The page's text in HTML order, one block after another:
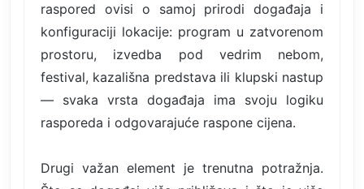
raspored ovisi o samoj prirodi događaja i
konfiguraciji lokacije: program u zatvorenom
prostoru, izvedba pod vedrim nebom,
festival, kazališna predstava ili klupski nastup
— svaka vrsta događaja ima svoju logiku
rasporeda i odgovarajuće raspone cijena.
Drugi važan element je trenutna potražnja.